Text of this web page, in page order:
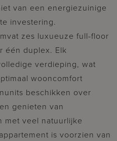
van een energiezuinige
investering.
zes luxueuze full-floor
één duplex. Elk
verdieping, wat
wooncomfort
beschikken over
genieten van
met veel natuurlijke
is voorzien van